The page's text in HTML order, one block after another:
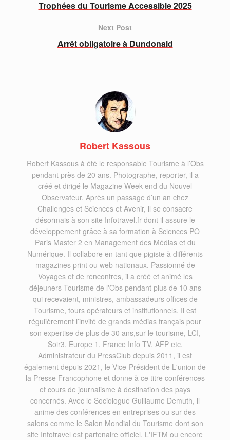
Trophées du Tourisme Accessible 2025
Next Post
Arrêt obligatoire à Dundonald
Robert Kassous
Robert Kassous à été le responsable Tourisme à l’Obs
pendant près de 20 ans. Photographe, reporter, il a
créé et dirigé le Magazine Week-end du Nouvel
Observateur. Après un passage d’un an chez
Challenges et Sciences et Avenir, il se consacre
désormais à son site Infotravel.fr dont il assure le
développement grâce à sa formation à Sciences PO
Paris Master 2 en Management des Médias et du
Numérique. Il collabore en tant que pigiste à différents
magazines print ou web nationaux. Passionné de
Voyages et de rencontres, il a créé et animé les
déjeuners Tourisme de l'Obs pendant plus de 10 ans
qui recevaient, ministres, ambassadeurs offices de
Tourisme, tours opérateurs et institutionnels. Il est
régulièrement l’invité de grands médias français pour
son expertise de plus de 30 ans,sur le tourisme, LCI,
Soir3, Europe 1, France Info TV, AFP etc.
Administrateur du PressClub depuis 2011, il est
également depuis 2021, le Vice-Président de L'union de
la Presse Francophone et donne à ce titre conférences
et cours de journalisme à destination des pays
concernés. Avec le Sociologue Guillaume Demuth, il
anime des conférences en entreprises ou sur des
salons comme le Salon Mondial du Tourisme dont son
site Infotravel est partenaire officiel, L'IFTM ou encore